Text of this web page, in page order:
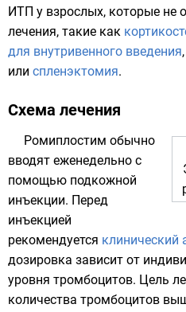
ИТП у взрослых, которые не
лечения, такие как
для внутривенного введения
или спленэктомия.
Схема лечения
Ромиплостим обычно
вводят еженедельно с
помощью подкожной
инъекции. Перед
инъекцией
рекомендуется клинический
дозировка зависит от
уровня тромбоцитов. Цель
количества тромбоцитов